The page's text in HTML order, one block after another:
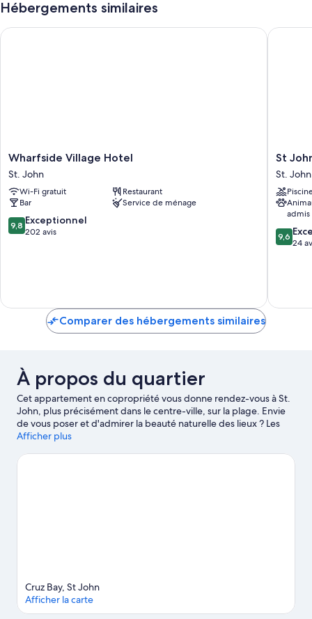
Hébergements similaires
Wharfside
Village
Hotel
St.
John
Wharfside Village Hotel
St. John
Wi-Fi gratuit
Restaurant
Bar
Service de ménage
9.8
sur
9,8 Exceptionnel
202 avis
Wharfside Village Hotel
St
John
Inn
Hotel
Suite
St.
John
St
St. John
admis
9.6
sur
9,6
24
St John
Comparer des hébergements similaires
À propos du quartier
Cet appartement en copropriété vous donne rendez-vous à St.
John, plus précisément dans le centre-ville, sur la plage. Envie
de vous poser et d'admirer la beauté naturelle des lieux ? Les
incontournables Iles Vierges (parc national) et Plage de Cruz Bay
idéal pour vous adonner à de nouvelles activités telles que le
Afficher plus
Cruz Bay, St John
Afficher la carte